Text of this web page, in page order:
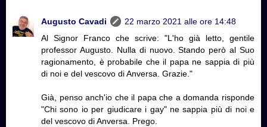
Augusto Cavadi
22 marzo 2021 alle ore 14:48
Al Signor Franco che scrive: "L'ho già letto, gentile
professor Augusto. Nulla di nuovo. Stando però al Suo
ragionamento, è probabile che il papa ne sappia di più
di noi e del vescovo di Anversa. Grazie."
Già, penso anch'io che il papa che a domanda risponde
"Chi sono io per giudicare i gay" ne sappia più di noi e
del vescovo di Anversa. Prego.